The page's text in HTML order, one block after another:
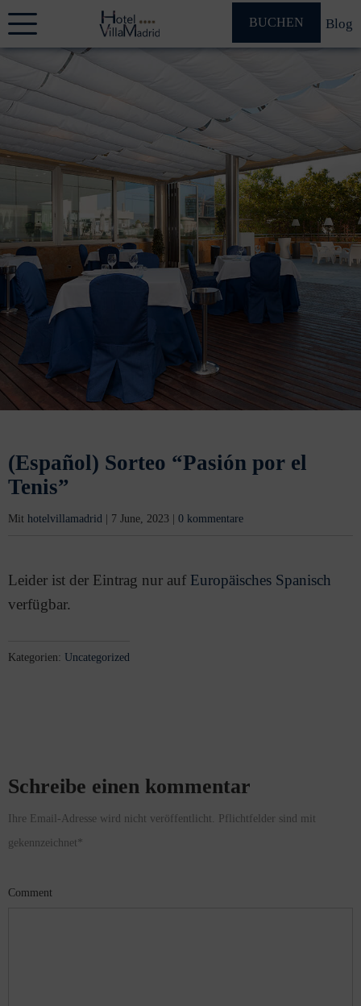
BUCHEN Blog
(Español) Sorteo “Pasión por el
Tenis”
Mit hotelvillamadrid 7 June, 2023 0 kommentare
Leider ist der Eintrag nur auf Europäisches Spanisch
verfügbar.
Kategorien: Uncategorized
Schreibe einen kommentar
Ihre Email-Adresse wird nicht veröffentlicht. Pflichtfelder sind mit
gekennzeichnet*
Comment